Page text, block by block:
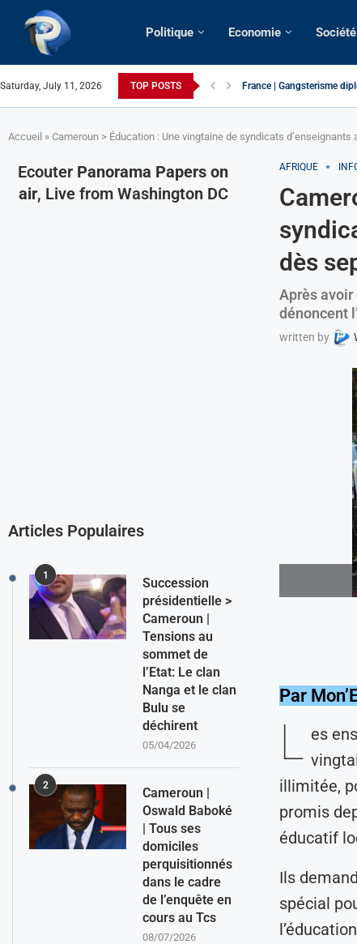
Politique Economie Société
Saturday, July 11, 2026 TOP POSTS France | Gangsterisme
Accueil » Cameroun > Éducation : Une vingtaine de syndicats
AFRIQUE
dès
Après avoir
dénoncent
written by
Par
L es
illimitée,
promis
éducatif
Ils
spécial
Ecouter Panorama Papers on
air, Live from Washington DC
Articles Populaires
1
Succession
présidentielle >
Cameroun |
Tensions au
sommet de
l’Etat: Le clan
Nanga et le clan
Bulu se
déchirent
05/04/2026
2
Cameroun |
Oswald Baboké
| Tous ses
domiciles
perquisitionnés
dans le cadre
de l’enquête en
cours au Tcs
08/07/2026